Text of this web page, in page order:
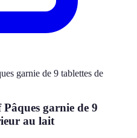
garnie de 9
au lait